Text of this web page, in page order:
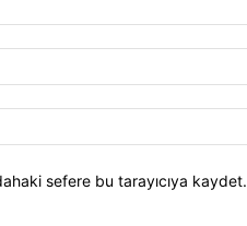
sefere bu tarayıcıya kaydet.